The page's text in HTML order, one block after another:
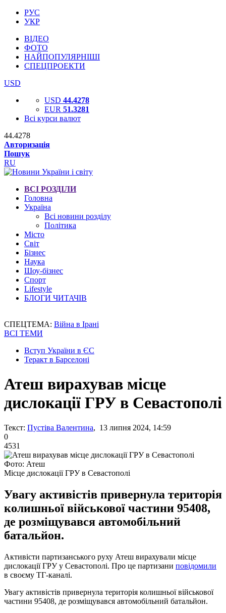
РУС
УКР
ВІДЕО
ФОТО
НАЙПОПУЛЯРНІШІ
СПЕЦПРОЕКТИ
USD
USD 44.4278
EUR 51.3281
Всі курси валют
44.4278
Авторизація
Пошук
RU
ВСІ РОЗДІЛИ
Головна
Україна
Всі новини розділу
Політика
Місто
Світ
Бізнес
Наука
Шоу-бізнес
Спорт
Lifestyle
БЛОГИ ЧИТАЧІВ
СПЕЦТЕМА: Війна в Ірані
ВСІ ТЕМИ
Вступ України в ЄС
Теракт в Барселоні
Атеш вирахував місце
дислокації ГРУ в Севастополі
Текст: Пустіва Валентина, 13 липня 2024, 14:59
0
4531
Фото: Атеш
Місце дислокації ГРУ в Севастополі
Увагу активістів привернула територія
колишньої військової частини 95408,
де розміщувався автомобільний
батальйон.
Активісти партизанського руху Атеш вирахували місце
дислокації ГРУ у Севастополі. Про це партизани повідомили
в своєму ТГ-каналі.
Увагу активістів привернула територія колишньої військової
частини 95408, де розміщувався автомобільний батальйон.